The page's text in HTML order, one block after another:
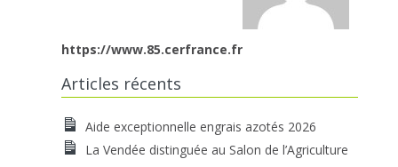
https://www.85.cerfrance.fr
Articles récents
Aide exceptionnelle engrais azotés 2026
La Vendée distinguée au Salon de l’Agriculture